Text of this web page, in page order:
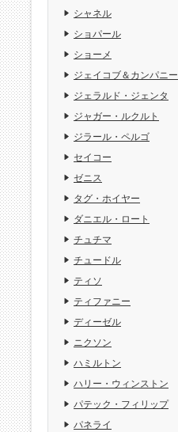
シャネル
ショパール
ショーメ
ジェイコブ＆カンパニー
ジェラルド・ジェンタ
ジャガー・ルクルト
ジラール・ペルゴ
セイコー
ゼニス
タグ・ホイヤー
ダニエル・ロート
チュチマ
チュードル
ティソ
ティファニー
ディーゼル
ニクソン
ハミルトン
ハリー・ウィンストン
パテック・フィリップ
パネライ